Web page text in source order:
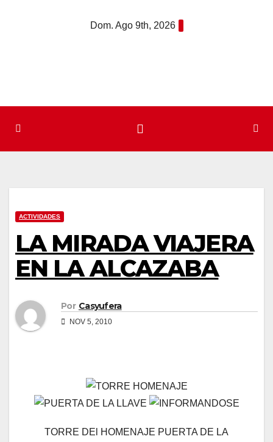
Dom. Ago 9th, 2026
ACTIVIDADES
LA MIRADA VIAJERA
EN LA ALCAZABA
Por Casyufera
NOV 5, 2010
TORRE DEl HOMENAJE PUERTA DE LA